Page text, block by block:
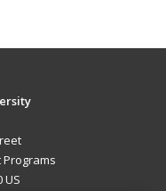
Programs
US